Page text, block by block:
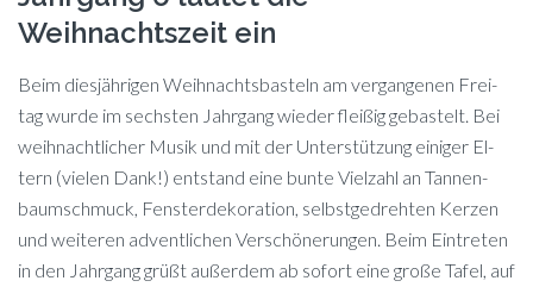
Weihnachtszeit ein
Beim dies­jäh­ri­gen Weih­nachts­bas­teln am ver­gan­ge­nen Frei­
tag wur­de im sechs­ten Jahr­gang wie­der flei­ßig ge­bas­telt. Bei
weih­nacht­li­cher Mu­sik und mit der Un­ter­stüt­zung ei­ni­ger El­
tern (vie­len Dank!) ent­stand eine bun­te Viel­zahl an Tan­nen­
baum­schmuck, Fens­ter­de­ko­ra­ti­on, selbst­ge­dreh­ten Ker­zen
und wei­te­ren ad­vent­li­chen Ver­schö­ne­run­gen. Beim Ein­tre­ten
in den Jahr­gang grüßt au­ßer­dem ab so­fort eine gro­ße Ta­fel, auf